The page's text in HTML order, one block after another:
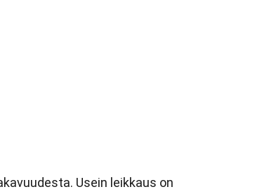
Usein leikkaus on